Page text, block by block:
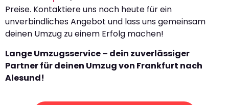
Preise. Kontaktiere uns noch heute für ein
unverbindliches Angebot und lass uns gemeinsam
deinen Umzug zu einem Erfolg machen!
Lange Umzugsservice – dein zuverlässiger
Partner für deinen Umzug von Frankfurt nach
Alesund!